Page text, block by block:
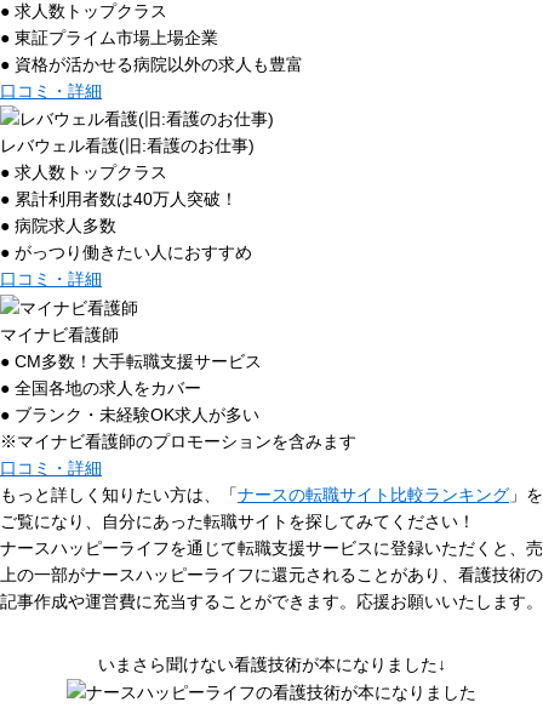
● 求人数トップクラス
● 東証プライム市場上場企業
● 資格が活かせる病院以外の求人も豊富
口コミ・詳細
レバウェル看護(旧:看護のお仕事)
● 求人数トップクラス
● 累計利用者数は40万人突破！
● 病院求人多数
● がっつり働きたい人におすすめ
口コミ・詳細
マイナビ看護師
● CM多数！大手転職支援サービス
● 全国各地の求人をカバー
● ブランク・未経験OK求人が多い
※マイナビ看護師のプロモーションを含みます
口コミ・詳細
もっと詳しく知りたい方は、「ナースの転職サイト比較ランキング 」を
ご覧になり、自分にあった転職サイトを探してみてください！
ナースハッピーライフを通じて転職支援サービスに登録いただくと、売
上の一部がナースハッピーライフに還元されることがあり、看護技術の
記事作成や運営費に充当することができます。応援お願いいたします。
いまさら聞けない看護技術が本になりました↓